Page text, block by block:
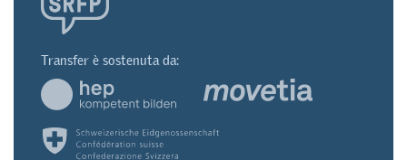
Transfer è sostenuta da: